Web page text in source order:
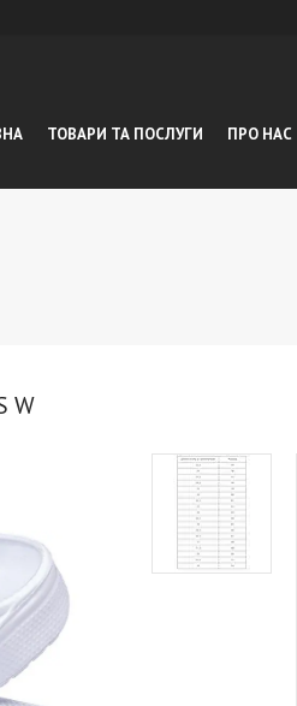
ТОВАРИ ТА ПОСЛУГИ ПРО НАС
W